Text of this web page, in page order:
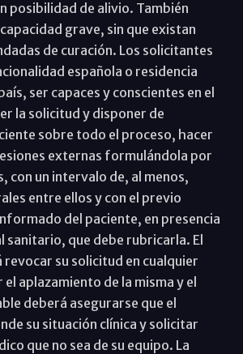
posibilidad de alivio. También
grave, sin que existan
de curación. Los solicitantes
española o residencia
ser capaces y conscientes en el
la solicitud y disponer de
sobre todo el proceso, hacer
externas formulándola por
con un intervalo de, al menos,
entre ellos y con el previo
del paciente, en presencia
sanitario, que debe rubricarla. El
su solicitud en cualquier
aplazamiento de la misma y el
deberá asegurarse que el
su situación clínica y solicitar
que no sea de su equipo. La